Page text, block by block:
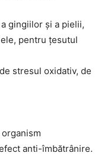
gingiilor și a pielii,
pentru țesutul
stresul oxidativ, de
anti-îmbătrânire.